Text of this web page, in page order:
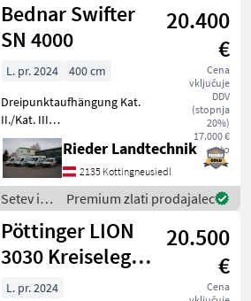
Lemken
Bednar Swifter
SN 4000
20.400
€
Cena
vključuje
DDV
(stopnja
20%)
17.000 €
neto
L. pr. 2024
400 cm
Dreipunktaufhängung Kat.
II./Kat. III
Maschinenrahmen
Hydraulische Klappung von
Transport- in
Arbeitsstellung Vordere
Flachstabwalzen, vordere
mechanische Planier
Rieder Landtechnik
2135 Kottingneusiedl
Setev in
nega /
Bednar
Premium zlati prodajalec
Pöttinger LION
3030 Kreiselegge
Lagermaschine
20.500
€
Cena
L. pr. 2024